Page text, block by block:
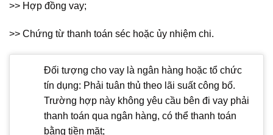
>> Hợp đồng vay;
>> Chứng từ thanh toán séc hoặc ủy nhiệm chi.
Đối tượng cho vay là ngân hàng hoặc tổ chức
tín dụng: Phải tuân thủ theo lãi suất công bố.
Trường hợp này không yêu cầu bên đi vay phải
thanh toán qua ngân hàng, có thể thanh toán
bằng tiền mặt;